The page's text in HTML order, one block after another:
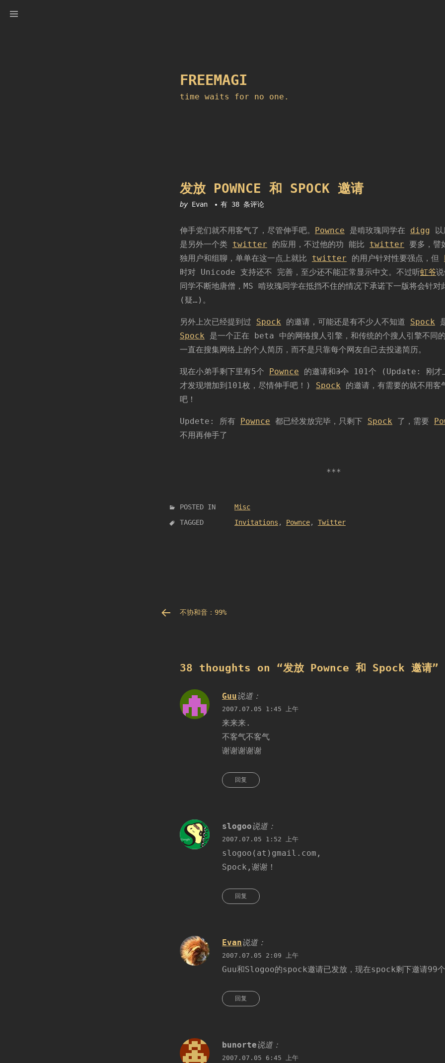
FREEMAGI
time waits for no one.
发放 POWNCE 和 SPOCK 邀请
by Evan
发
Pownce
和
Spock
邀
有 38 条评论
伸手党们就不用客气了，尽管伸手吧。 Pownce 是啃玫瑰同学在 digg 以
是另外一个类 twitter 的应用，不过他的功 能比 twitter 要多，譬
独用户和组聊，单单在这一点上就比 twitter 的用户针对性要强点，但
时对 Unicode 支持还不 完善，至少还不能正常显示中文。不过听虹爷
同学不断地唐僧，MS 啃玫瑰同学在抵挡不住的情况下承诺下一版将会针对
(疑…)。
另外上次已经提到过 Spock 的邀请，可能还是有不少人不知道 Spock
Spock 是一个正在 beta 中的网络搜人引擎，和传统的个搜人引擎不同的
一直在搜集网络上的个人简历，而不是只靠每个网友自己去投递简历。
现在小弟手剩下里有5个 Pownce 的邀请和3个 101个 (Update: 刚才
才发现增加到101枚，尽情伸手吧！) Spock 的邀请，有需要的就不用客
吧！
Updete: 所有 Pownce 都已经发放完毕，只剩下 Spock 了，需要
不用再伸手了
POSTED IN
Misc
TAGGED
Invitations , Pownce, Twitter
文
航
不协和音：99%
38 thoughts on “发放 Pownce 和 Spock 邀请”
Guu说道：
2007.07.05 1:45 上午
来来来.
不客气不客气
谢谢谢谢谢
回复
slogoo说道：
2007.07.05 1:52 上午
slogoo(at)gmail.com,
Spock,谢谢！
回复
Evan说道：
2007.07.05 2:09 上午
Guu和Slogoo的spock邀请已发放，现在spock剩下邀请99个
回复
bunorte说道：
2007.07.05 6:45 上午